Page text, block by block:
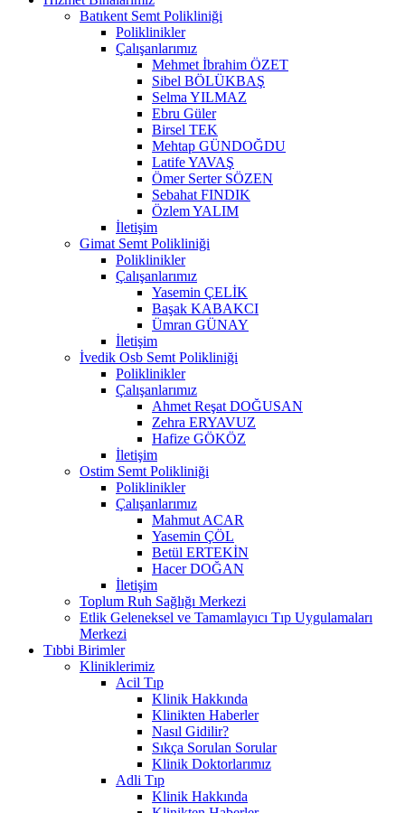
Batıkent Semt Polikliniği
Poliklinikler
Çalışanlarımız
Mehmet İbrahim ÖZET
Sibel BÖLÜKBAŞ
Selma YILMAZ
Ebru Güler
Birsel TEK
Mehtap GÜNDOĞDU
Latife YAVAŞ
Ömer Serter SÖZEN
Sebahat FINDIK
Özlem YALIM
İletişim
Gimat Semt Polikliniği
Poliklinikler
Çalışanlarımız
Yasemin ÇELİK
Başak KABAKCI
Ümran GÜNAY
İletişim
İvedik Osb Semt Polikliniği
Poliklinikler
Çalışanlarımız
Ahmet Reşat DOĞUSAN
Zehra ERYAVUZ
Hafize GÖKÖZ
İletişim
Ostim Semt Polikliniği
Poliklinikler
Çalışanlarımız
Mahmut ACAR
Yasemin ÇÖL
Betül ERTEKİN
Hacer DOĞAN
İletişim
Toplum Ruh Sağlığı Merkezi
Etlik Geleneksel ve Tamamlayıcı Tıp Uygulamaları
Merkezi
Tıbbi Birimler
Kliniklerimiz
Acil Tıp
Klinik Hakkında
Klinikten Haberler
Nasıl Gidilir?
Sıkça Sorulan Sorular
Klinik Doktorlarımız
Adli Tıp
Klinik Hakkında